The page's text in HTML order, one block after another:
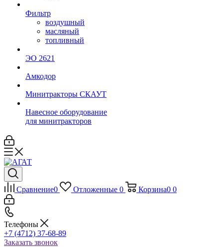
Фильтр
воздушный
масляный
топливный
ЭО 2621
Амкодор
Минитракторы СКАУТ
Навесное оборудование
для минитракторов
Сравнение0 Отложенные 0 Корзина0 0
Телефоны
+7 (4712) 37-68-89
Заказать звонок